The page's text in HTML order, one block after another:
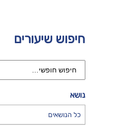
חיפוש שיעורים
נושא
כל הנושאים